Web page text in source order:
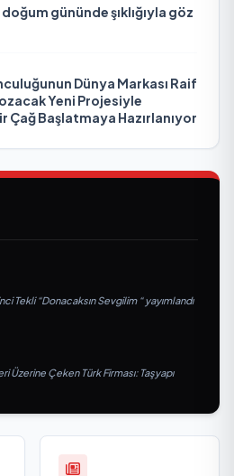
gününde şıklığıyla göz
Dünya Markası Raif
Yeni Projesiyle
Çağ Başlatmaya Hazırlanıyor
Tekli “Donacaksın Sevgilim “ yayımlandı
Üzerine Çeken Türk Firması: Taşyapı